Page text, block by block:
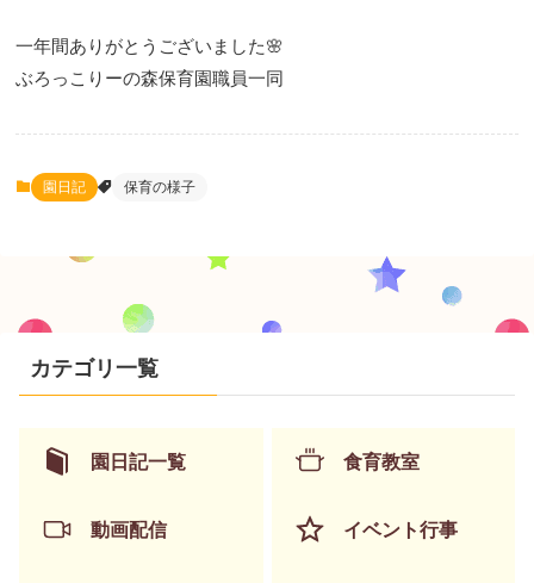
一年間ありがとうございました🌸
ぶろっこりーの森保育園職員一同
園日記 保育の様子
カテゴリ一覧
園日記一覧 食育教室
動画配信 イベント行事